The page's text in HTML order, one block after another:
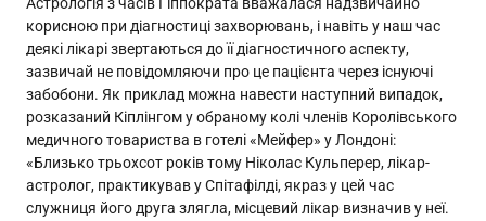
корисною при діагностиці захворювань, і навіть у наш час
деякі лікарі звертаються до її діагностичного аспекту,
зазвичай не повідомляючи про це пацієнта через існуючі
забобони. Як приклад можна навести наступний випадок,
розказаний Кіплінгом у обраному колі членів Королівського
медичного товариства в готелі «Мейфер» у Лондоні:
«Близько трьохсот років тому Ніколас Кульперер, лікар-
астролог, практикував у Спітафілді, якраз у цей час
служниця його друга злягла, місцевий лікар визначив у неї.